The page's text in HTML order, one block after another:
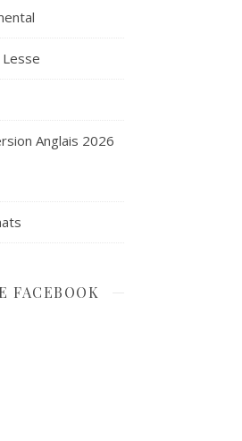
Anglais 2026
FACEBOOK